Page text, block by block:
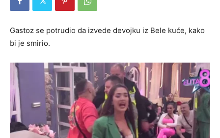
Gastoz se potrudio da izvede devojku iz Bele kuće, kako
bi je smirio.